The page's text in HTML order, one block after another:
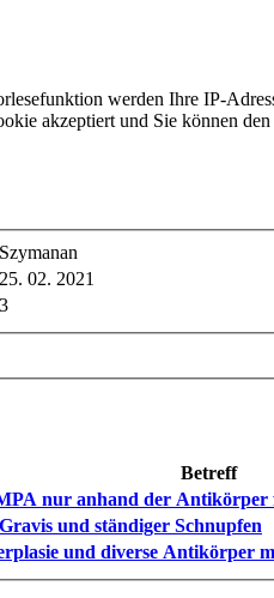
werden Ihre IP-
akzeptiert und Sie können
Szymanan
25. 02. 2021
3
Betreff
nur anhand der Antikörper
und ständiger Schnupfen
und diverse Antikörper